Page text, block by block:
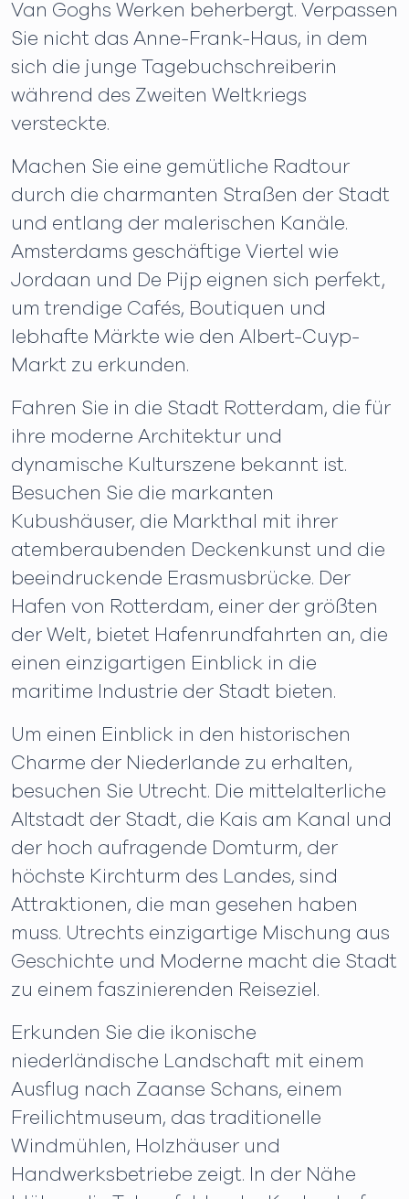
Van Goghs Werken beherbergt. Verpassen
Sie nicht das Anne-Frank-Haus, in dem
sich die junge Tagebuchschreiberin
während des Zweiten Weltkriegs
versteckte.
Machen Sie eine gemütliche Radtour
durch die charmanten Straßen der Stadt
und entlang der malerischen Kanäle.
Amsterdams geschäftige Viertel wie
Jordaan und De Pijp eignen sich perfekt,
um trendige Cafés, Boutiquen und
lebhafte Märkte wie den Albert-Cuyp-
Markt zu erkunden.
Fahren Sie in die Stadt Rotterdam, die für
ihre moderne Architektur und
dynamische Kulturszene bekannt ist.
Besuchen Sie die markanten
Kubushäuser, die Markthal mit ihrer
atemberaubenden Deckenkunst und die
beeindruckende Erasmusbrücke. Der
Hafen von Rotterdam, einer der größten
der Welt, bietet Hafenrundfahrten an, die
einen einzigartigen Einblick in die
maritime Industrie der Stadt bieten.
Um einen Einblick in den historischen
Charme der Niederlande zu erhalten,
besuchen Sie Utrecht. Die mittelalterliche
Altstadt der Stadt, die Kais am Kanal und
der hoch aufragende Domturm, der
höchste Kirchturm des Landes, sind
Attraktionen, die man gesehen haben
muss. Utrechts einzigartige Mischung aus
Geschichte und Moderne macht die Stadt
zu einem faszinierenden Reiseziel.
Erkunden Sie die ikonische
niederländische Landschaft mit einem
Ausflug nach Zaanse Schans, einem
Freilichtmuseum, das traditionelle
Windmühlen, Holzhäuser und
Handwerksbetriebe zeigt. In der Nähe